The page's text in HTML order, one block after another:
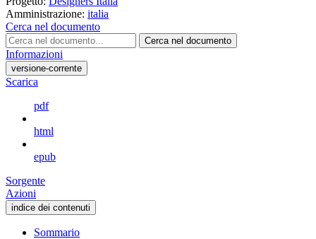
Amministrazione: italia
Cerca nel documento
Cerca nel documento
Informazioni
versione-corrente
Scarica
pdf
html
epub
Sorgente
Azioni
indice dei contenuti
Sommario